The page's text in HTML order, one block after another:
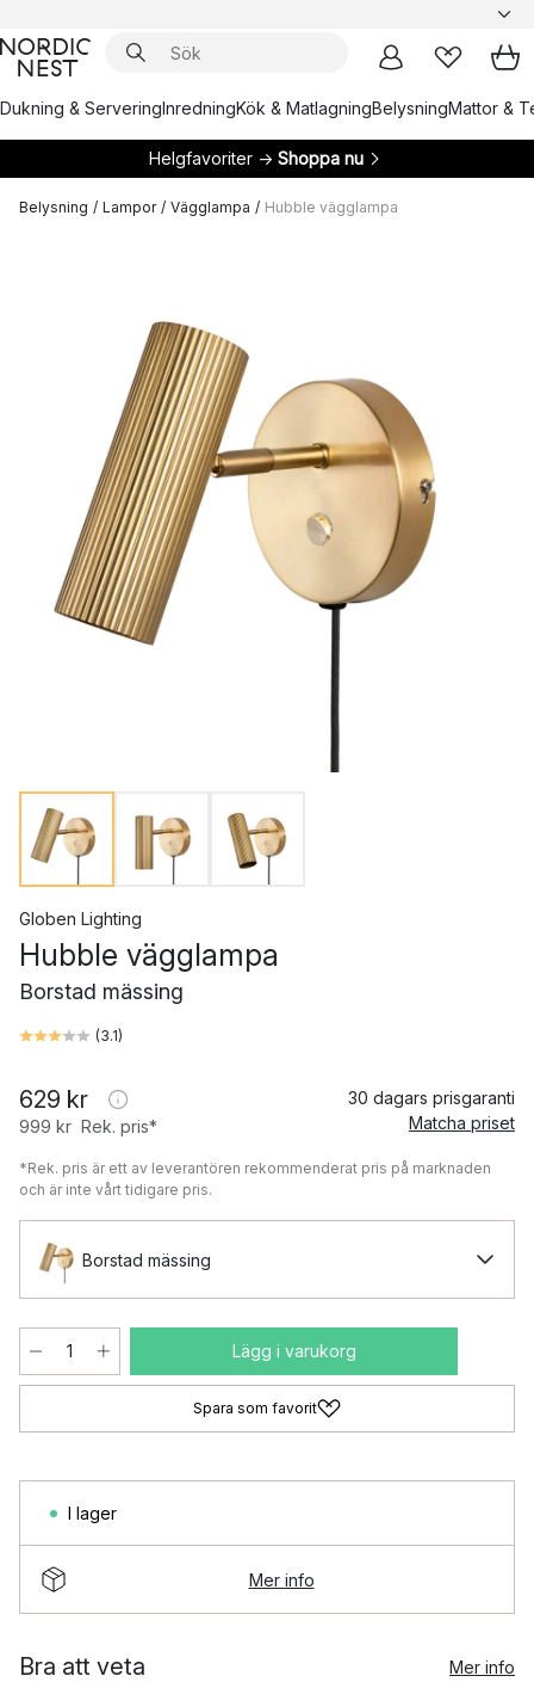
Dukning & ServeringInredningKök & MatlagningBelysningMattor &
Helgfavoriter → Shoppa nu
Belysning / Lampor / Vägglampa / Hubble vägglampa
Globen Lighting
Hubble vägglampa
Borstad mässing
(3.1)
629 kr
999 kr Rek. pris*
30 dagars prisgaranti
Matcha priset
*Rek. pris är ett av leverantören rekommenderat pris på marknaden
och är inte vårt tidigare pris.
Borstad mässing
Lägg i varukorg
Spara som favorit
I lager
Mer info
Bra att veta Mer info